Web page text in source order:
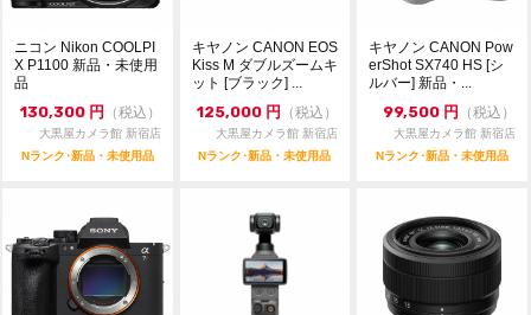
ニコン Nikon COOLPI
X P1100 新品・未使用
品
130,300 円 （税込）
大黒屋カメラ館 新宿店
Nランク･新品・未使用品
キヤノン CANON EOS
Kiss M ダブルズームキ
ット [ブラック] ...
125,000 円 （税込）
大黒屋カメラ館 新宿店
Nランク･新品・未使用品
キヤノン CANON Pow
erShot SX740 HS [シ
ルバー] 新品・...
99,500 円 （税込）
大黒屋カメラ館 新宿店
Nランク･新品・未使用品